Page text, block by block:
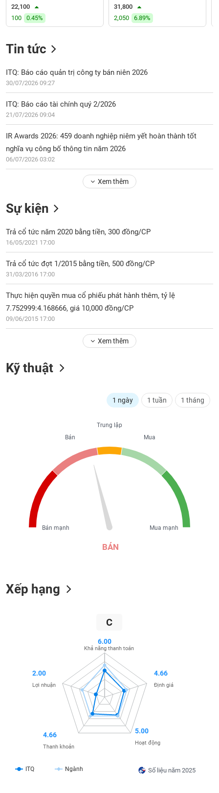
được
ký
Danh
ETF
Cổ
chi
tiết
Tổng
quan
Giao
Phân
kỹ
thuật
Hồ
sơ
nghiệp
Tin
tức
sự
liệu
22,100
100
0.45%
31,800
2,050
6.89%
Tin tức
ITQ: Báo cáo quản trị công ty bán niên 2026
30/07/2026 09:27
ITQ: Báo cáo tài chính quý 2/2026
21/07/2026 09:04
IR Awards 2026: 459 doanh nghiệp niêm yết hoàn thành tốt
nghĩa vụ công bố thông tin năm 2026
06/07/2026 03:02
Xem thêm
Sự kiện
Trả cổ tức năm 2020 bằng tiền, 300 đồng/CP
16/05/2021 17:00
Trả cổ tức đợt 1/2015 bằng tiền, 500 đồng/CP
31/03/2016 17:00
Thực hiện quyền mua cổ phiếu phát hành thêm, tỷ lệ
7.752999:4.168666, giá 10,000 đồng/CP
09/06/2015 17:00
Xem thêm
Kỹ thuật
1 ngày 1 tuần 1 tháng
BÁN
Trung lập
Mua
Mua mạnh
Bán
Bán mạnh
Xếp hạng
C
Số liệu năm 2025
ITQ Ngành
6.00
Khả năng thanh toán
4.66
Định giá
5.00
Hoạt động
4.66
Thanh khoản
2.00
Lợi nhuận
XUẤT
LIỆU
TIN
Ngành
VS-
SECTOR
NĂNG
LƯỢNG
NGUYÊN
VẬT
LIỆU
DÙNG
THIẾT
YẾU
SỨC
KHỎE